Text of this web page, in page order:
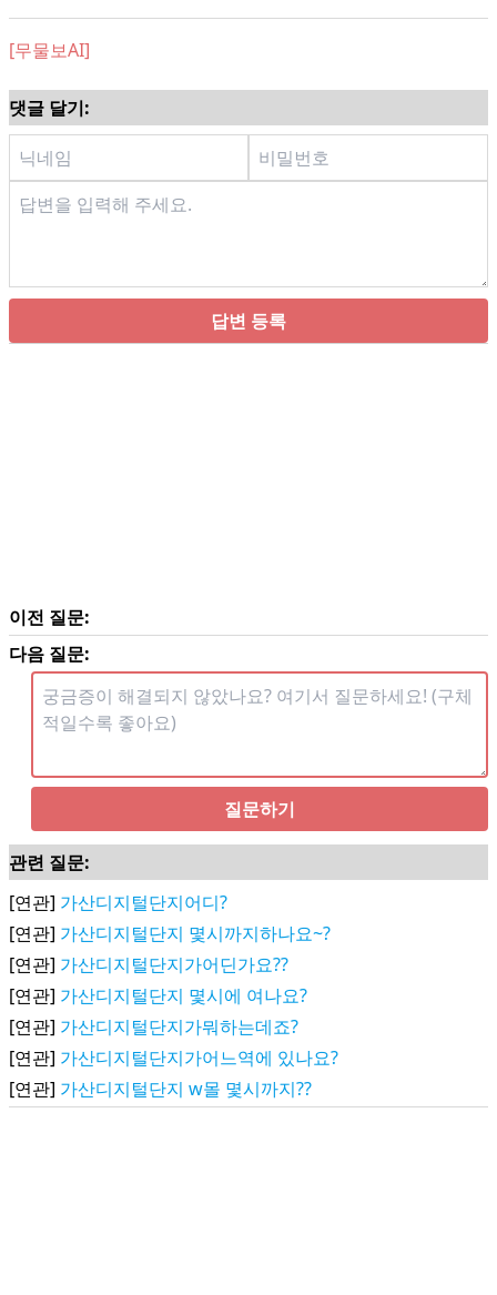
[무물보AI]
댓글 달기:
답변 등록
이전 질문:
다음 질문:
질문하기
관련 질문:
[연관] 가산디지털단지어디?
[연관] 가산디지털단지 몇시까지하나요~?
[연관] 가산디지털단지가어딘가요??
[연관] 가산디지털단지 몇시에 여나요?
[연관] 가산디지털단지가뭐하는데죠?
[연관] 가산디지털단지가어느역에 있나요?
[연관] 가산디지털단지 w몰 몇시까지??